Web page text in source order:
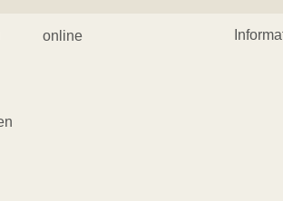
online